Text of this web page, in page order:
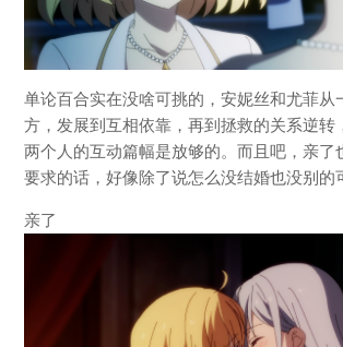
单论百合实在没啥可挑的，安妮丝和尤菲从
方，发展到互相依靠，再到拯救的关系逆转
两个人的互动篇幅是放够的。而且吧，亲了
要求的话，好像除了说怎么没结婚也没别的
亲了